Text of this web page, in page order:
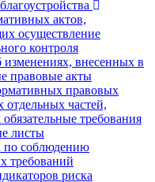
актов,
осуществление
контроля
изменениях, внесенных в
правовые акты
правовых
отдельных частей,
требования
листы
по соблюдению
требований
риска